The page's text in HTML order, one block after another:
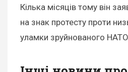
Кілька місяців тому він
на знак протесту проти
уламки зруйнованого